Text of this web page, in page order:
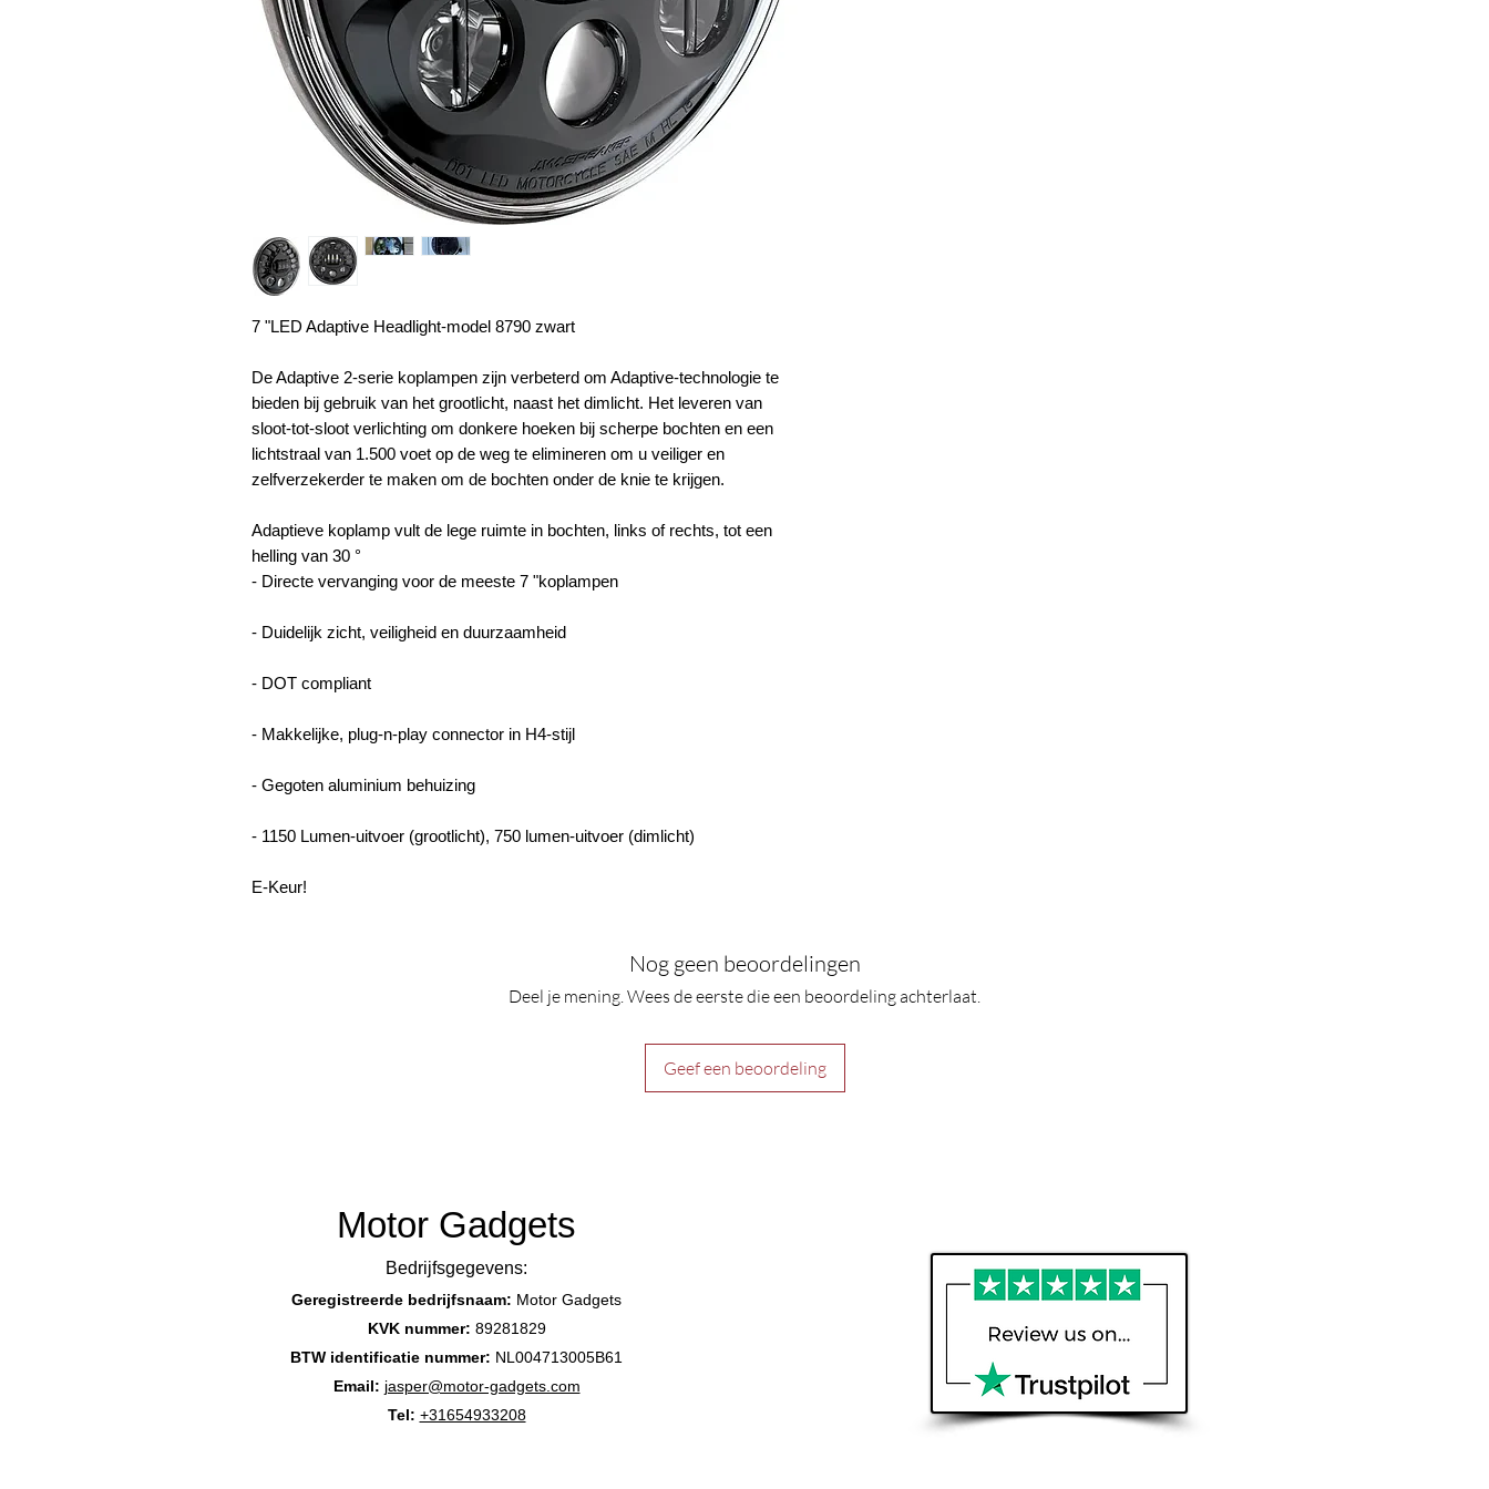
7 "LED Adaptive Headlight-model 8790 zwart
De Adaptive 2-serie koplampen zijn verbeterd om Adaptive-technologie te
bieden bij gebruik van het grootlicht, naast het dimlicht. Het leveren van
sloot-tot-sloot verlichting om donkere hoeken bij scherpe bochten en een
lichtstraal van 1.500 voet op de weg te elimineren om u veiliger en
zelfverzekerder te maken om de bochten onder de knie te krijgen.
Adaptieve koplamp vult de lege ruimte in bochten, links of rechts, tot een
helling van 30 °
- Directe vervanging voor de meeste 7 "koplampen
- Duidelijk zicht, veiligheid en duurzaamheid
- DOT compliant
- Makkelijke, plug-n-play connector in H4-stijl
- Gegoten aluminium behuizing
- 1150 Lumen-uitvoer (grootlicht), 750 lumen-uitvoer (dimlicht)
E-Keur!
Nog geen beoordelingen
Deel je mening. Wees de eerste die een beoordeling achterlaat.
Geef een beoordeling
Motor Gadgets
Bedrijfsgegevens:
Geregistreerde bedrijfsnaam: Motor Gadgets
KVK nummer: 89281829
BTW identificatie nummer: NL004713005B61
Email: jasper@motor-gadgets.com
Tel: +31654933208